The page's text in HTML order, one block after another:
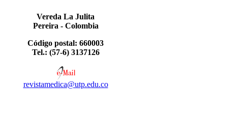
Vereda La Julita
Pereira - Colombia
Código postal: 660003
Tel.: (57-6) 3137126
revistamedica@utp.edu.co